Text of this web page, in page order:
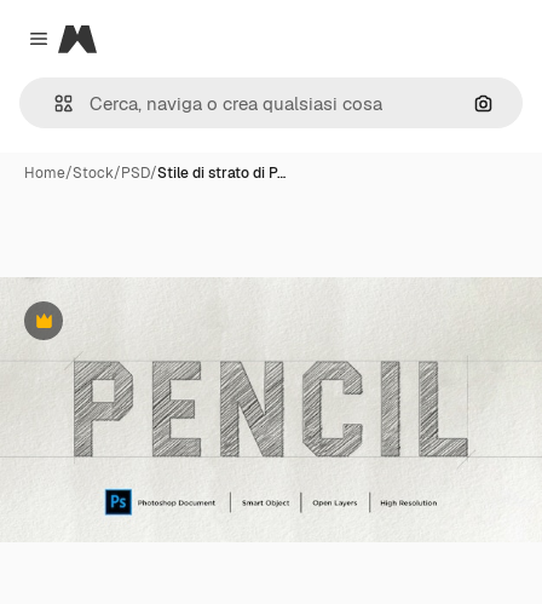
Close menu
Magnific
Cerca
Home/Stock/PSD/Stile di strato di P…
Premium